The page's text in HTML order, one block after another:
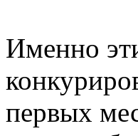
Именно
первых